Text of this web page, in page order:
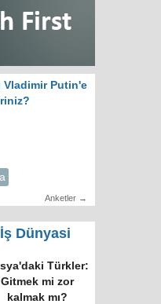
Vladimir Putin'e
Anketler →
Dünyasi
Türkler:
Gitmek mi zor
kalmak mı?